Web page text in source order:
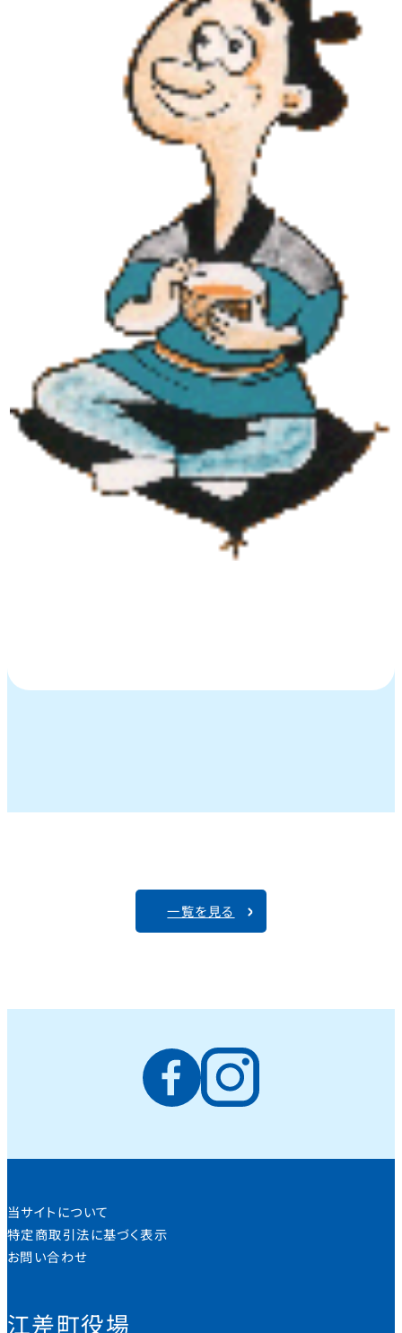
一覧を見る
江差町役場
当サイトについて
特定商取引法に基づく表示
お問い合わせ